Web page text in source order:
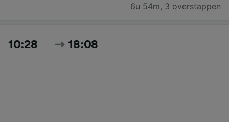
6u 54m, 3 overstappen
10:28 18:08